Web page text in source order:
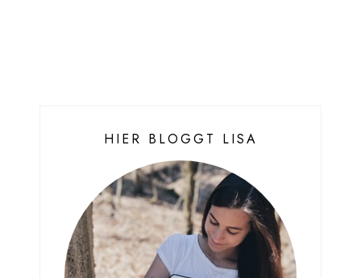
HIER BLOGGT LISA